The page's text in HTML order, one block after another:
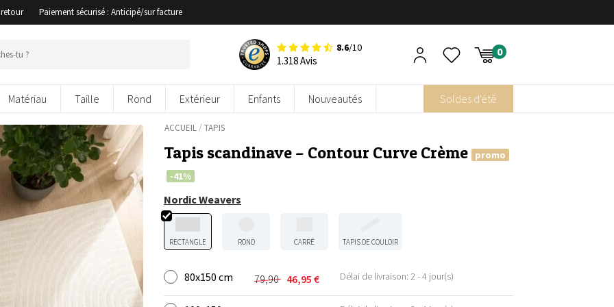
Paiement sécurisé : Anticipé/sur facture
8.6/10
1.318 Avis
Matériau Taille Rond Extérieur Enfants Nouveautés Soldes d'été
ACCUEIL/TAPIS
Tapis scandinave – Contour Curve Crème
promo
-41%
Nordic Weavers
RECTANGLE ROND CARRÉ TAPIS DE COULOIR
80x150 cm 79,90
Le
prix
46,95 €
Le
prix
Délai de livraison: 2 - 4 jour(s)